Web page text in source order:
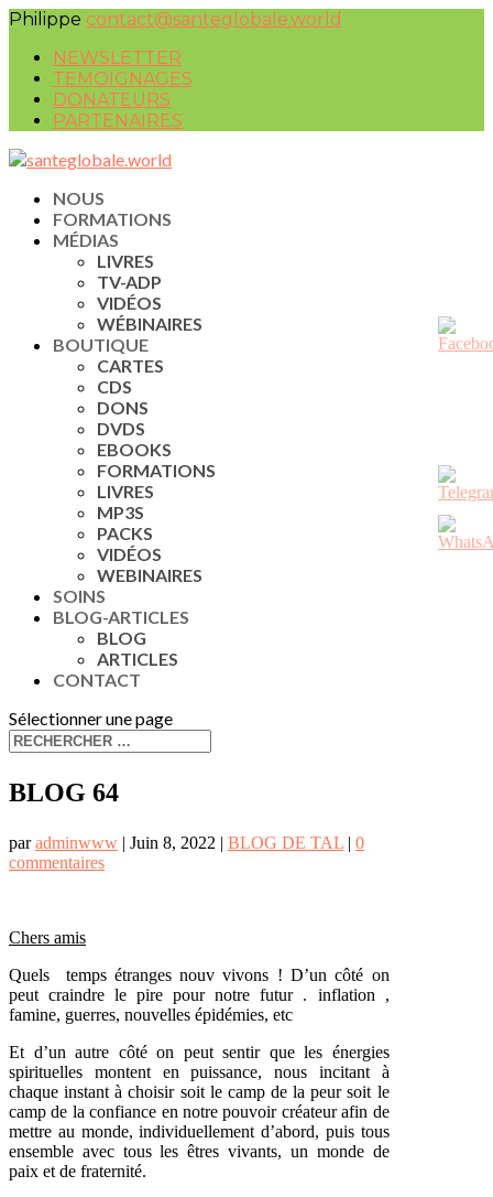
Philippe contact@santeglobale.world
NEWSLETTER
TEMOIGNAGES
DONATEURS
PARTENAIRES
NOUS
FORMATIONS
MÉDIAS
LIVRES
TV-ADP
VIDÉOS
WÉBINAIRES
BOUTIQUE
CARTES
CDS
DONS
DVDS
EBOOKS
FORMATIONS
LIVRES
MP3S
PACKS
VIDÉOS
WEBINAIRES
SOINS
BLOG-ARTICLES
BLOG
ARTICLES
CONTACT
Sélectionner une page
BLOG 64
paradminwww | Juin 8, 2022 | BLOG DE TAL | 0
commentaires
Chers amis
Quels temps étranges nouv vivons ! D’un côté on
peut craindre le pire pour notre futur . inflation ,
famine, guerres, nouvelles épidémies, etc
Et d’un autre côté on peut sentir que les énergies
spirituelles montent en puissance, nous incitant à
chaque instant à choisir soit le camp de la peur soit le
camp de la confiance en notre pouvoir créateur afin de
mettre au monde, individuellement d’abord, puis tous
ensemble avec tous les êtres vivants, un monde de
paix et de fraternité.